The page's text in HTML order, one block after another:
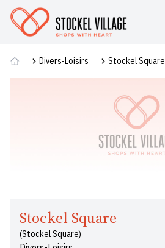
Commerces
Divers-Loisirs Stockel Square
Stockel Square
(Stockel Square)